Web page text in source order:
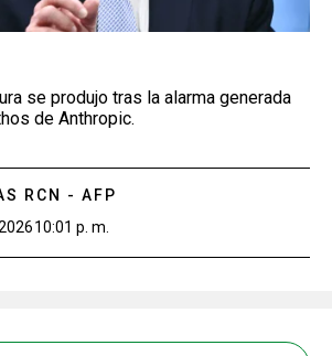
se produjo tras la alarma generada
de Anthropic.
RCN - AFP
10:01 p. m.